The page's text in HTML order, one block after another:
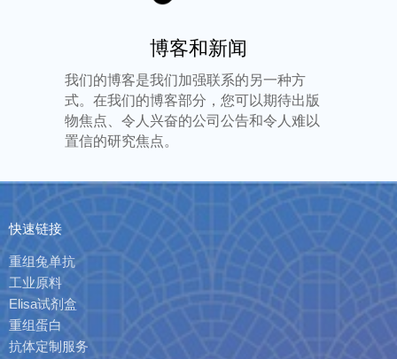
博客和新闻
我们的博客是我们加强联系的另一种方
式。在我们的博客部分，您可以期待出版
物焦点、令人兴奋的公司公告和令人难以
置信的研究焦点。
快速链接
重组兔单抗
工业原料
Elisa试剂盒
重组蛋白
抗体定制服务